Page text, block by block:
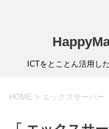
ICTをとことん活用し
HOME > エックスサーバー